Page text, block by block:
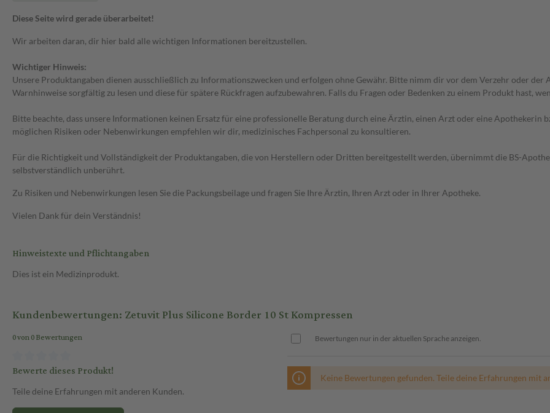
Diese Seite wird gerade überarbeitet!
Wir arbeiten daran, dir hier bald alle wichtigen Informationen bereitzustellen.
Wichtiger Hinweis:
Unsere Produktangaben dienen ausschließlich zu Informationszwecken und erfolgen ohne Gewähr. Bitte nimm dir vor dem Verzehr oder
Warnhinweise sorgfältig zu lesen und diese für spätere Rückfragen aufzubewahren. Falls du Fragen oder Bedenken zu einem Produkt hast,
Bitte beachte, dass unsere Informationen keinen Ersatz für eine professionelle Beratung durch eine Ärztin, einen Arzt oder eine Apothekerin
möglichen Risiken oder Nebenwirkungen empfehlen wir dir, medizinisches Fachpersonal zu konsultieren.
Für die Richtigkeit und Vollständigkeit der Produktangaben, die von Herstellern oder Dritten bereitgestellt werden, übernimmt die BS-
selbstverständlich unberührt.
Zu Risiken und Nebenwirkungen lesen Sie die Packungsbeilage und fragen Sie Ihre Ärztin, Ihren Arzt oder in Ihrer Apotheke.
Vielen Dank für dein Verständnis!
Hinweistexte und Pflichtangaben
Dies ist ein Medizinprodukt.
Kundenbewertungen: Zetuvit Plus Silicone Border 10 St Kompressen
0 von 0 Bewertungen
Bewerte dieses Produkt!
Teile deine Erfahrungen mit anderen Kunden.
Bewertungen nur in der aktuellen Sprache anzeigen.
Keine Bewertungen gefunden. Teile deine Erfahrungen mit